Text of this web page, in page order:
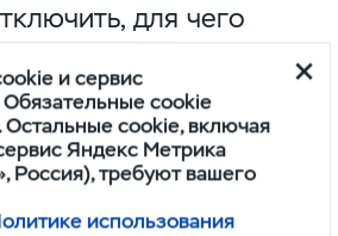
для чего
УАЗ Патриот
кнопка.
системой ESP на УАЗ
и сервис
cookie
Остальные cookie, включая
Яндекс Метрика
Россия), требуют вашего
использования